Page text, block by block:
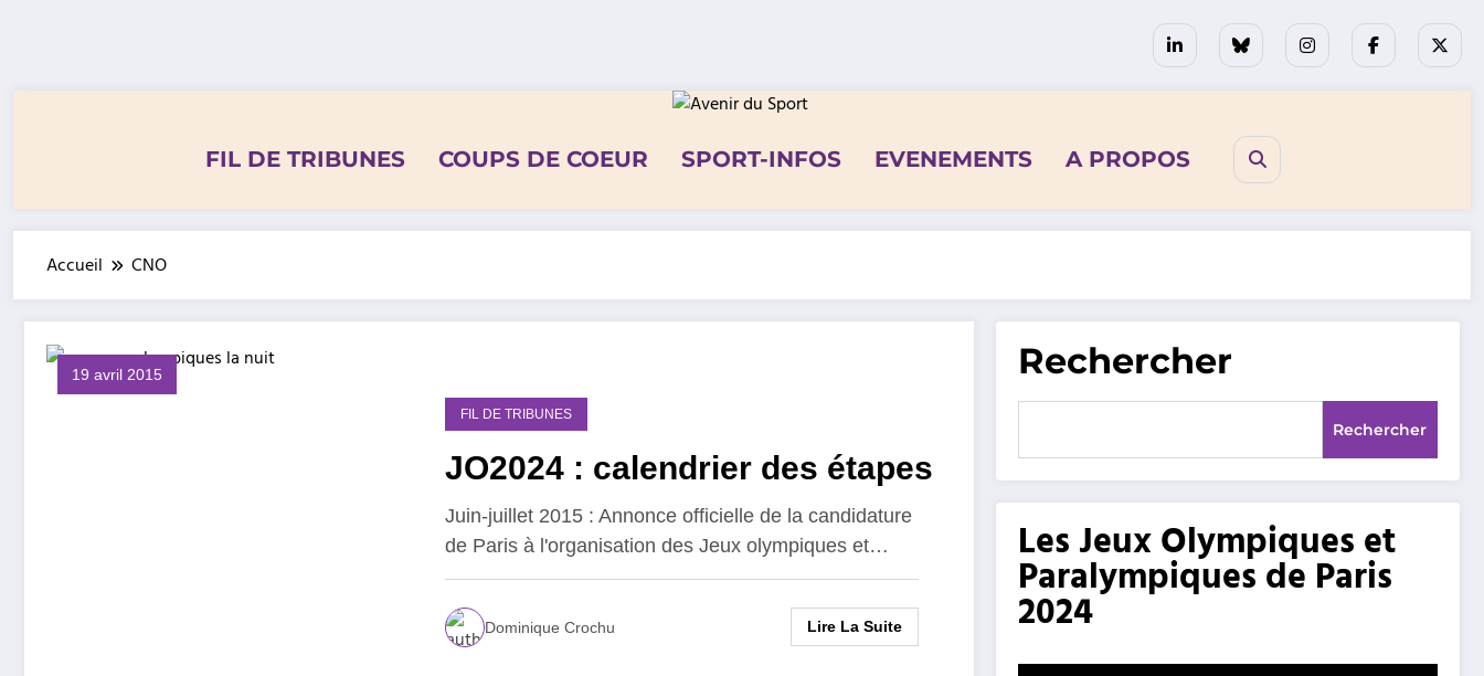
FIL DE TRIBUNES COUPS DE COEUR SPORT-INFOS EVENEMENTS A PROPOS
Accueil CNO
19 avril 2015
FIL DE TRIBUNES
JO2024 : calendrier des étapes
Juin-juillet 2015 : Annonce officielle de la candidature
de Paris à l'organisation des Jeux olympiques et…
Dominique Crochu Lire La Suite
Rechercher
Rechercher
Les Jeux Olympiques et
Paralympiques de Paris
2024